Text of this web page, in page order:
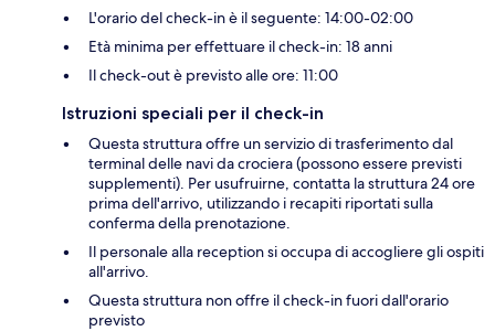
L'orario del check-in è il seguente: 14:00-02:00
Età minima per effettuare il check-in: 18 anni
Il check-out è previsto alle ore: 11:00
Istruzioni speciali per il check-in
Questa struttura offre un servizio di trasferimento dal
terminal delle navi da crociera (possono essere previsti
supplementi). Per usufruirne, contatta la struttura 24 ore
prima dell'arrivo, utilizzando i recapiti riportati sulla
conferma della prenotazione.
Il personale alla reception si occupa di accogliere gli ospiti
all'arrivo.
Questa struttura non offre il check-in fuori dall'orario
previsto